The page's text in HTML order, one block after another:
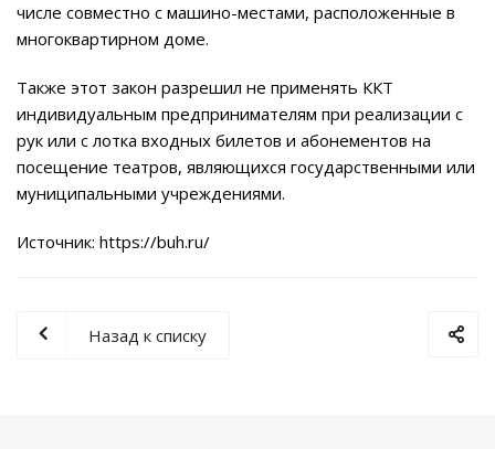
числе совместно с машино-местами, расположенные в
многоквартирном доме.
Также этот закон разрешил не применять ККТ
индивидуальным предпринимателям при реализации с
рук или с лотка входных билетов и абонементов на
посещение театров, являющихся государственными или
муниципальными учреждениями.
Источник: https://buh.ru/
Назад к списку